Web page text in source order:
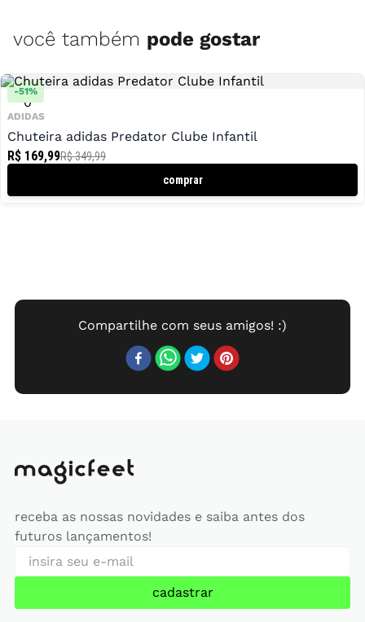
você também pode gostar
-51%
ADIDAS
0
Chuteira adidas Predator Clube Infantil
R$ 169,99R$ 349,99
comprar
receba as nossas novidades e saiba antes dos
futuros lançamentos!
cadastrar